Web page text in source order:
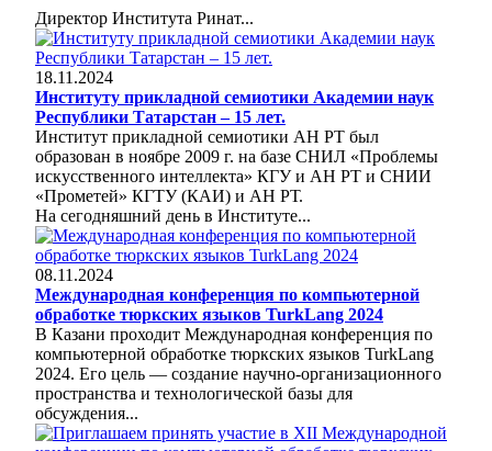
Директор Института Ринат...
18.11.2024
Институту прикладной семиотики Академии наук
Республики Татарстан – 15 лет.
Институт прикладной семиотики АН РТ был
образован в ноябре 2009 г. на базе СНИЛ «Проблемы
искусственного интеллекта» КГУ и АН РТ и СНИИ
«Прометей» КГТУ (КАИ) и АН РТ.
На сегодняшний день в Институте...
08.11.2024
Международная конференция по компьютерной
обработке тюркских языков TurkLang 2024
В Казани проходит Международная конференция по
компьютерной обработке тюркских языков TurkLang
2024. Его цель — создание научно-организационного
пространства и технологической базы для
обсуждения...